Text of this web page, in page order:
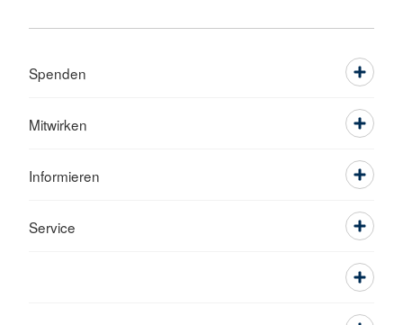
Spenden
Mitwirken
Informieren
Service